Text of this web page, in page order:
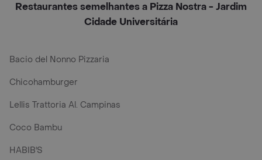
Restaurantes semelhantes a Pizza Nostra - Jardim
Cidade Universitária
Bacio del Nonno Pizzaria
Chicohamburger
Lellis Trattoria Al. Campinas
Coco Bambu
HABIB'S